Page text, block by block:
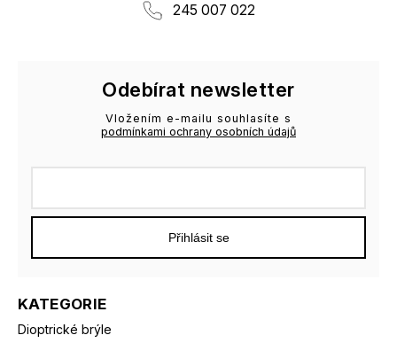
245 007 022
KATEGORIE
Dioptrické brýle
Odebírat newsletter
Vložením e-mailu souhlasíte s
podmínkami ochrany osobních údajů
Přihlásit se